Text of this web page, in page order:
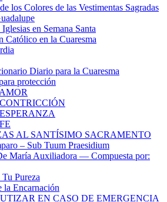
los Colores de las Vestimentas Sagradas
en Semana Santa
Católico en la Cuaresma
Diario para la Cuaresma
protección
AL SANTÍSIMO SACRAMENTO
– Sub Tuum Praesidium
María Auxiliadora — Compuesta por:
Pureza
la Encarnación
EN CASO DE EMERGENCIA